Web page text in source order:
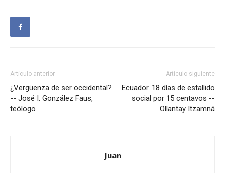
Artículo anterior
¿Vergüenza de ser occidental?
-- José I. González Faus,
teólogo
Artículo siguiente
Ecuador. 18 días de estallido
social por 15 centavos --
Ollantay Itzamná
Juan